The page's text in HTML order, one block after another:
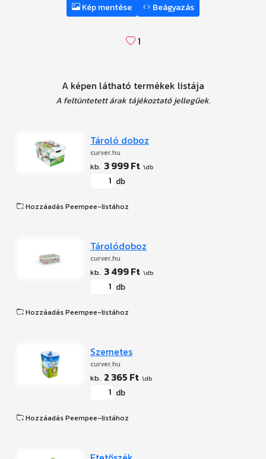
Kép mentése Beágyazás
1
A képen látható termékek listája
A feltüntetett árak tájékoztató jellegűek.
Tároló doboz
curver.hu
3 999 Ft
db
Hozzáadás Peempee-listához
Tárolódoboz
curver.hu
3 499 Ft
db
Hozzáadás Peempee-listához
Szemetes
curver.hu
2 365 Ft
db
Hozzáadás Peempee-listához